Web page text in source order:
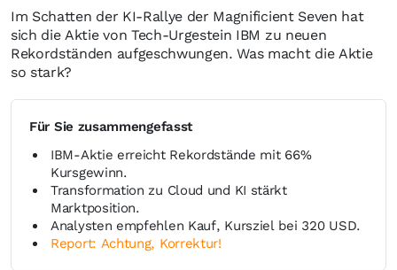
Im Schatten der KI-Rallye der Magnificient Seven hat
sich die Aktie von Tech-Urgestein IBM zu neuen
Rekordständen aufgeschwungen. Was macht die Aktie
so stark?
Für Sie zusammengefasst
IBM-Aktie erreicht Rekordstände mit 66%
Kursgewinn.
Transformation zu Cloud und KI stärkt
Marktposition.
Analysten empfehlen Kauf, Kursziel bei 320 USD.
Report: Achtung, Korrektur!